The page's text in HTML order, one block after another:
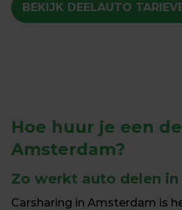
BEKIJK DEELAUTO
Hoe huur je een
Amsterdam?
Zo werkt auto delen in
Carsharing in Amsterdam is